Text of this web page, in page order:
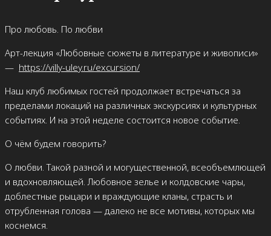
Про любовь. По любви
Арт-лекция «Любовные сюжеты в литературе и живописи»
— https://villy-uley.ru/excursion/
Наш клуб любимых гостей продолжает встречаться за
пределами локаций на различных экскурсиях и культурных
событиях. И на этой неделе состоится новое событие.
О чём будем говорить?
О любви. Такой разной и могущественной, всеобъемлющей
и вдохновляющей. Любовное зелье и колдовские чары,
доблестные рыцари и враждующие кланы, страсть и
отрубленная голова — далеко не все мотивы, которых мы
коснемся.